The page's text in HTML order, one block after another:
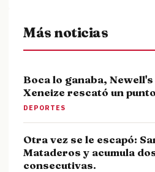
Más noticias
Boca lo ganaba,
Xeneize rescató un
DEPORTES
Otra vez se le escapó:
Mataderos y acumula
consecutivas.